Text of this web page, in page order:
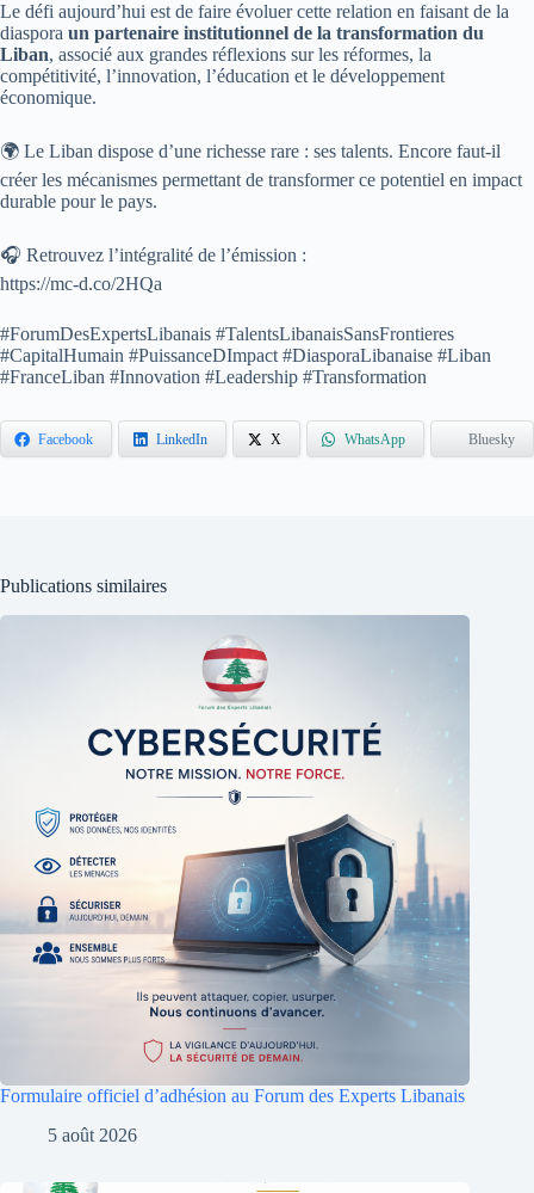
Le défi aujourd’hui est de faire évoluer cette relation en faisant de la
diaspora un partenaire institutionnel de la transformation du
Liban, associé aux grandes réflexions sur les réformes, la
compétitivité, l’innovation, l’éducation et le développement
économique.
🌍 Le Liban dispose d’une richesse rare : ses talents. Encore faut-il
créer les mécanismes permettant de transformer ce potentiel en impact
durable pour le pays.
🎧 Retrouvez l’intégralité de l’émission :
https://mc-d.co/2HQa
#ForumDesExpertsLibanais #TalentsLibanaisSansFrontieres
#CapitalHumain #PuissanceDImpact #DiasporaLibanaise #Liban
#FranceLiban #Innovation #Leadership #Transformation
Facebook LinkedIn X WhatsApp Bluesky
Publications similaires
Formulaire officiel d’adhésion au Forum des Experts Libanais
5 août 2026